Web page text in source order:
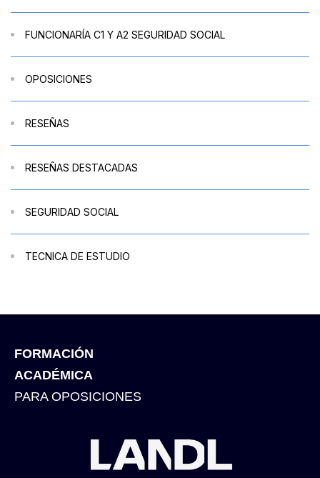
FUNCIONARÍA C1 Y A2 SEGURIDAD SOCIAL
OPOSICIONES
RESEÑAS
RESEÑAS DESTACADAS
SEGURIDAD SOCIAL
TECNICA DE ESTUDIO
FORMACIÓN
ACADÉMICA
PARA OPOSICIONES